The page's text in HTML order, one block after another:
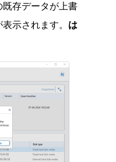
存データが上書
示されます。 は